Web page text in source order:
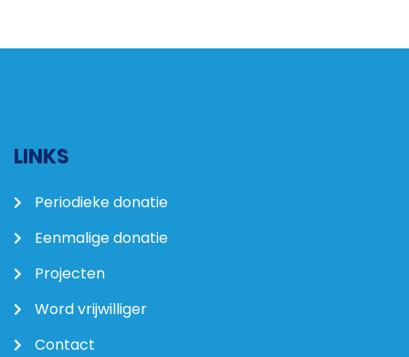
LINKS
Periodieke donatie
Eenmalige donatie
Projecten
Word vrijwilliger
Contact